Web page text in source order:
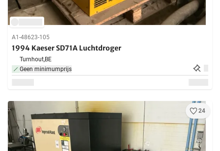
A1-48623-105
1994 Kaeser SD71A Luchtdroger
Turnhout,BE
Geen minimumprijs
24